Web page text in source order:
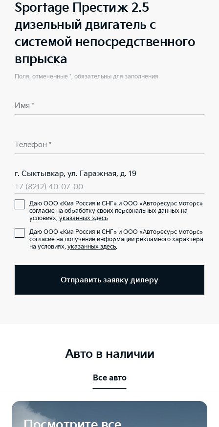
Sportage Престиж 2.5
дизельный двигатель с
системой непосредственного
впрыска
Поля, отмеченные *, обязательны для заполнения
Имя *
Телефон *
г. Сыктывкар, ул. Гаражная, д. 19
+7 (8212) 40-07-00
Даю ООО «Киа Россия и СНГ» и ООО «Авторесурс моторс»
согласие на обработку своих персональных данных на
условиях, указанных здесь
Даю ООО «Киа Россия и СНГ» и ООО «Авторесурс моторс»
согласие на получение информации рекламного характера
на условиях, указанных здесь.
Отправить заявку дилеру
Авто в наличии
Все авто